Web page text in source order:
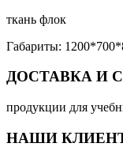
ткань флок
Габариты:
ДОСТАВКА И
продукции для
НАШИ